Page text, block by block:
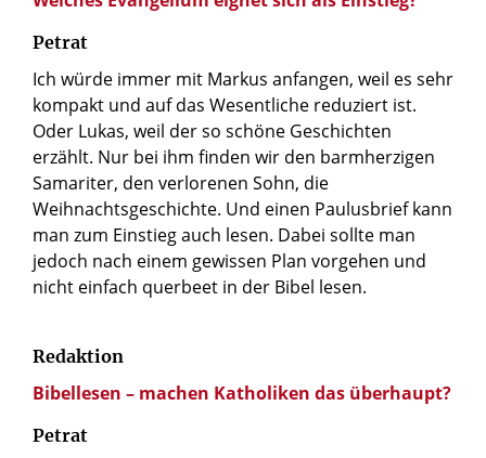
Petrat
Ich würde immer mit Markus anfangen, weil es sehr
kompakt und auf das Wesentliche reduziert ist.
Oder Lukas, weil der so schöne Geschichten
erzählt. Nur bei ihm finden wir den barmherzigen
Samariter, den verlorenen Sohn, die
Weihnachtsgeschichte. Und einen Paulusbrief kann
man zum Einstieg auch lesen. Dabei sollte man
jedoch nach einem gewissen Plan vorgehen und
nicht einfach querbeet in der Bibel lesen.
Redaktion
Bibellesen – machen Katholiken das überhaupt?
Petrat